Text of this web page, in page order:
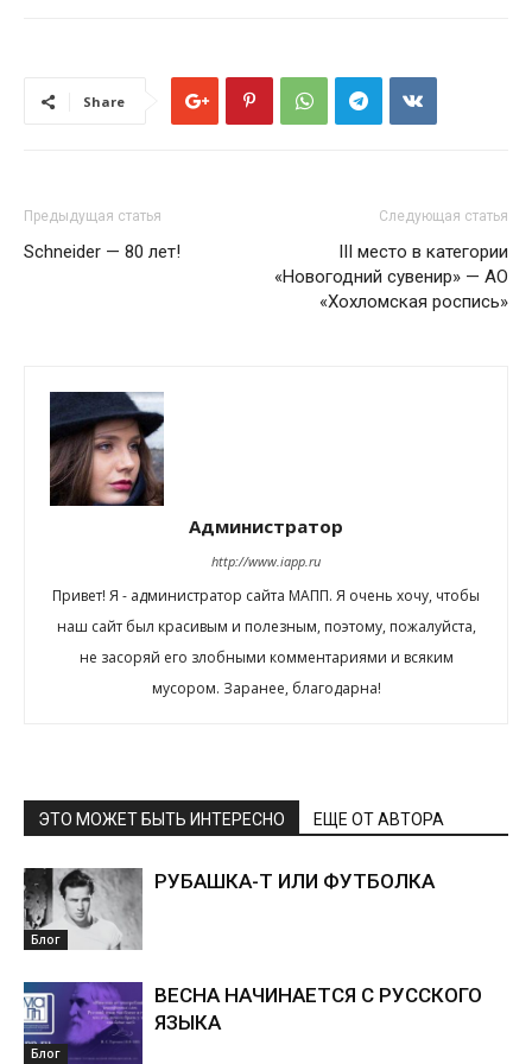
Share
Предыдущая статья
Schneider — 80 лет!
Следующая статья
III место в категории
«Новогодний сувенир» — АО
«Хохломская роспись»
Администратор
http://www.iapp.ru
Привет! Я - администратор сайта МАПП. Я очень хочу, чтобы
наш сайт был красивым и полезным, поэтому, пожалуйста,
не засоряй его злобными комментариями и всяким
мусором. Заранее, благодарна!
ЭТО МОЖЕТ БЫТЬ ИНТЕРЕСНО ЕЩЕ ОТ АВТОРА
Блог
РУБАШКА-Т ИЛИ ФУТБОЛКА
Блог
ВЕСНА НАЧИНАЕТСЯ С РУССКОГО
ЯЗЫКА